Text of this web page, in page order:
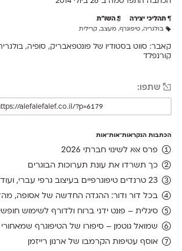
תהליכי יצירה השו״ת
בולגריה, טיפוגרף, מעצב, קרילית
קאבר: סווט בסטודיו של פונטפאבריק, סופיה,
קורנפלד
שתפו:
הכתבות הנקראות־אות־אות
פרס אאא לשינוי חברתי 2026
כך תשרדו את עונת תערוכות הבוגרים
23 טרנדים טיפוגרפיים בעיצוב גרפי עברי, ועוד אחד לשנה הבאה
בכל דור ודור: ההגדה החדשה של אסופה, מהדורת
סיגלית – פונט ידני ברוח ולדורף לשימוש חופשי
שמואל גוטמן – סיפורו של הטיפוגרף שמאחורי גופני מיקרוסופט,
אוסף עטיפות הקרמבו של ארנון רייזמן